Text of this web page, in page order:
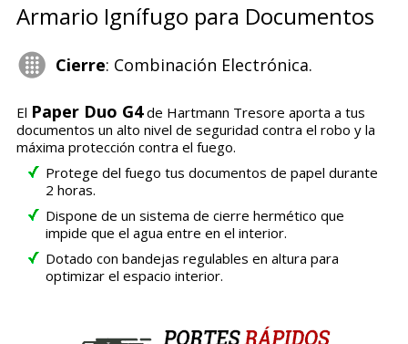
Armario Ignífugo para Documentos
Cierre: Combinación Electrónica.
El Paper Duo G4de Hartmann Tresore aporta a tus
documentos un alto nivel de seguridad contra el robo y la
máxima protección contra el fuego.
Protege del fuego tus documentos de papel durante
2 horas.
Dispone de un sistema de cierre hermético que
impide que el agua entre en el interior.
Dotado con bandejas regulables en altura para
optimizar el espacio interior.